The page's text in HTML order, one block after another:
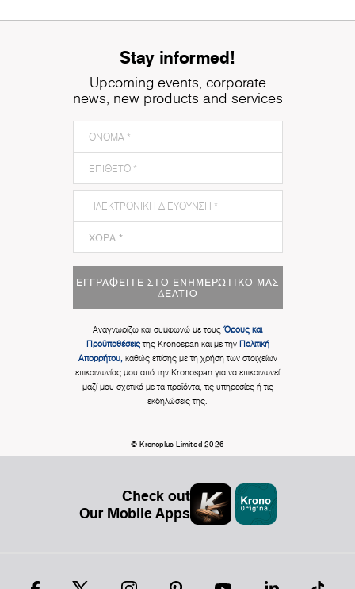
Stay informed!
Upcoming events, corporate
news, new products and services
ΕΓΓΡΑΦΕΊΤΕ ΣΤΟ ΕΝΗΜΕΡΩΤΙΚΌ ΜΑΣ
ΔΕΛΤΊΟ
Αναγνωρίζω και συμφωνώ με τους Όρους και
Προϋποθέσειςτης Kronospan και με την Πολιτική
Απορρήτου,καθώς επίσης με τη χρήση των στοιχείων
επικοινωνίας μου από την Kronospan για να επικοινωνεί
μαζί μου σχετικά με τα προϊόντα, τις υπηρεσίες ή τις
εκδηλώσεις της.
© Kronoplus Limited 2026
Check out
Our Mobile Apps